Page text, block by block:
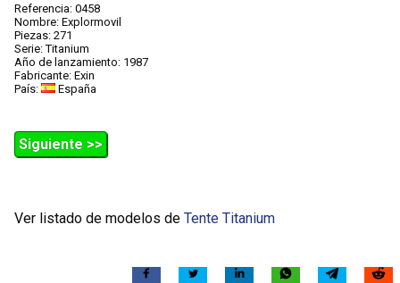
Referencia: 0458
Nombre: Explormovil
Piezas: 271
Serie: Titanium
Año de lanzamiento: 1987
Fabricante: Exin
País:
España
Siguiente >>
Ver listado de modelos de Tente Titanium